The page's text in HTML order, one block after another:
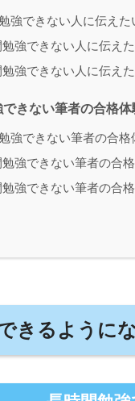
強できない人に伝え
強できない人に伝え
強できない人に伝え
きない筆者の合格体
強できない筆者の合
勉強できない筆者の合
勉強できない筆者の合
きるように